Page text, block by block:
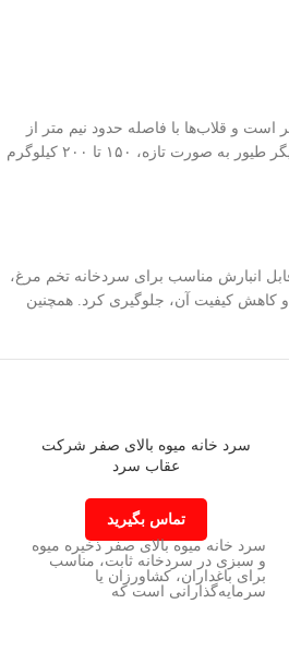
سردخانه گوشت، سه لاشه قرار می‌گیرد. فاصله ی مناسب بین ریل ها برای گوشت گاو ۹۰ و برای گوشت گوسفند ۵۰ سانتیمتر است. فاصله مناسب ریل‌ها تا زمین ۳.۸ تا ۴ متر است و قلاب‌ها با فاصله حدود نیم متر از
ریل، آویزان می‌شوند. وزن قابل انبارش لاشه گوشت تازه، ۱۸۰ کیلوگرم بر متر مکعب و گوشت قطعه بندی شده منجمد ۵۷۰ تا ۷۹۰ کیلوگرم بر متر مکعب است. وزن قابل انبارش مرغ و دیگر طیور به صورت تازه، ۱۵۰ تا ۲۰۰ کیلوگرم
وزن قابل انبارش مناسب برای سردخانه تخم مرغ،
کاهش کیفیت آن، جلوگیری کرد. همچنین
سرد خانه میوه بالای صفر شرکت
عقاب سرد
تماس بگیرید
سرد خانه میوه بالای صفر ذخیره میوه
و سبزی در سردخانه‌ ثابت، مناسب
برای باغداران، کشاورزان یا
سرمایه‌گذارانی است که